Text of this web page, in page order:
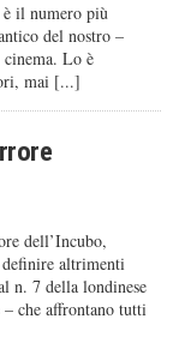
il numero più
del nostro –
Lo è
mai [...]
dell’Incubo,
altrimenti
n. 7 della londinese
– che affrontano tutti